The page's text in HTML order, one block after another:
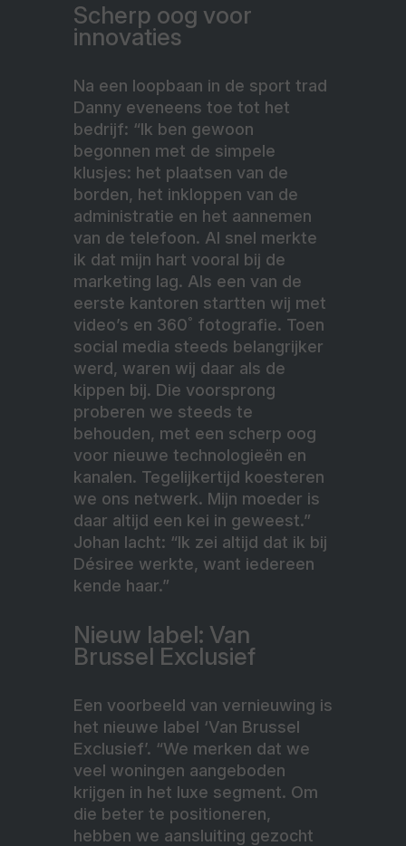
Scherp oog voor
innovaties
Na een loopbaan in de sport trad
Danny eveneens toe tot het
bedrijf: “Ik ben gewoon
begonnen met de simpele
klusjes: het plaatsen van de
borden, het inkloppen van de
administratie en het aannemen
van de telefoon. Al snel merkte
ik dat mijn hart vooral bij de
marketing lag. Als een van de
eerste kantoren startten wij met
video’s en 360˚ fotografie. Toen
social media steeds belangrijker
werd, waren wij daar als de
kippen bij. Die voorsprong
proberen we steeds te
behouden, met een scherp oog
voor nieuwe technologieën en
kanalen. Tegelijkertijd koesteren
we ons netwerk. Mijn moeder is
daar altijd een kei in geweest.”
Johan lacht: “Ik zei altijd dat ik bij
Désiree werkte, want iedereen
kende haar.”
Nieuw label: Van
Brussel Exclusief
Een voorbeeld van vernieuwing is
het nieuwe label ‘Van Brussel
Exclusief’. “We merken dat we
veel woningen aangeboden
krijgen in het luxe segment. Om
die beter te positioneren,
hebben we aansluiting gezocht